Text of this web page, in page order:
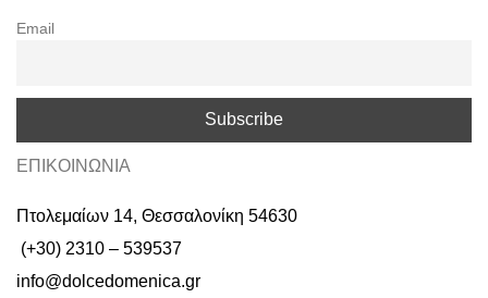
Email
ΕΠΙΚΟΙΝΩΝΙΑ
Πτολεμαίων 14, Θεσσαλονίκη 54630
(+30) 2310 – 539537
info@dolcedomenica.gr